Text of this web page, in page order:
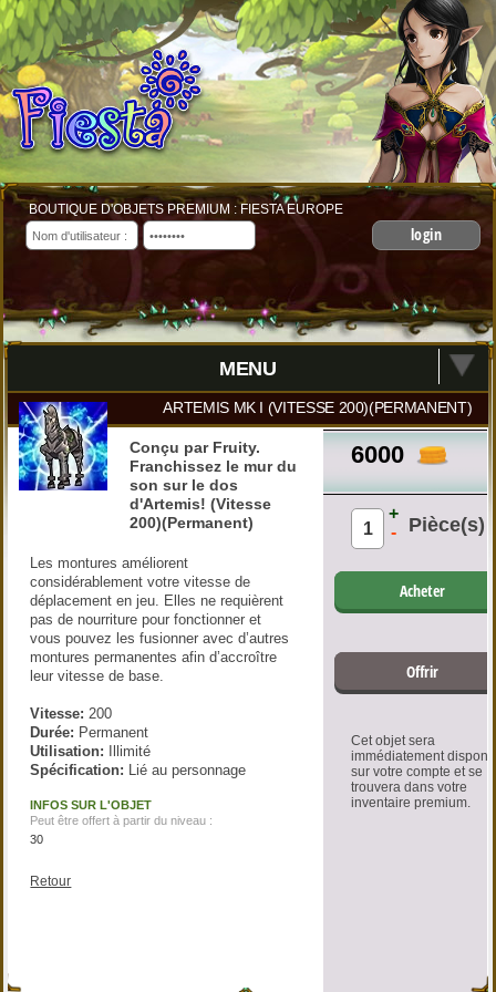
BOUTIQUE D'OBJETS PREMIUM : FIESTA EUROPE
login
MENU
ARTEMIS MK I (VITESSE 200)(PERMANENT)
6000
Pièce(s)
+
-
Acheter
Offrir
Cet objet sera
immédiatement
sur votre compte et se
trouvera dans votre
inventaire premium.
Conçu par Fruity.
Franchissez le mur du
son sur le dos
d'Artemis! (Vitesse
200)(Permanent)
Les montures améliorent
considérablement votre vitesse de
déplacement en jeu. Elles ne requièrent
pas de nourriture pour fonctionner et
vous pouvez les fusionner avec d’autres
montures permanentes afin d’accroître
leur vitesse de base.
Vitesse: 200
Durée: Permanent
Utilisation: Illimité
Spécification: Lié au personnage
INFOS SUR L'OBJET
Peut être offert à partir du niveau :
30
Retour